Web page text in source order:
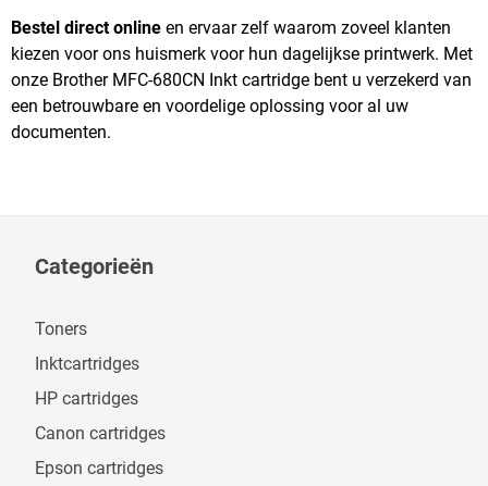
Bestel direct online en ervaar zelf waarom zoveel klanten
kiezen voor ons huismerk voor hun dagelijkse printwerk. Met
onze Brother MFC-680CN Inkt cartridge bent u verzekerd van
een betrouwbare en voordelige oplossing voor al uw
documenten.
Categorieën
Toners
Inktcartridges
HP cartridges
Canon cartridges
Epson cartridges